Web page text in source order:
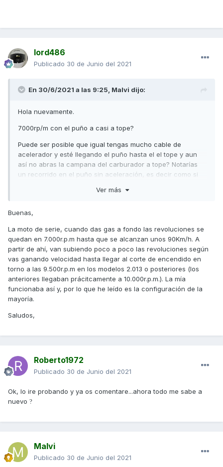
lord486
Publicado 30 de Junio del 2021
En 30/6/2021 a las 9:25, Malvi dijo:
Hola nuevamente.
7000rp/m con el puño a casi a tope?
Puede ser posible que igual tengas mucho cable de
acelerador y esté llegando el puño hasta el el tope y aun
así no abras la campana del carburador a tope? Notarías
un recorrido en el puño sin aceleración, es decir como si
alcance 7000rp/m. Subiendo que tal? Se muere?
modificaciones en motos iguales y ponerlas andar juntas y
Ver más
Buenas,
La moto de serie, cuando das gas a fondo las revoluciones se
quedan en 7.000r.p.m hasta que se alcanzan unos 90Km/h. A
partir de ahí, van subiendo poco a poco las revoluciones según
vas ganando velocidad hasta llegar al corte de encendido en
torno a las 9.500r.p.m en los modelos 2.013 o posteriores (los
anteriores llegaban prácitcamente a 10.000r.p.m.). La mía
funcionaba así y, por lo que he leído es la configuración de la
mayoría.
Saludos,
Roberto1972
Publicado 30 de Junio del 2021
Ok, lo ire probando y ya os comentare...ahora todo me sabe a
nuevo ?
Malvi
Publicado 30 de Junio del 2021